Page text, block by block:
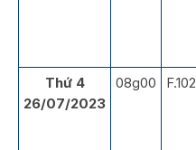
Thứ 4
26/07/2023
08g00 F.102